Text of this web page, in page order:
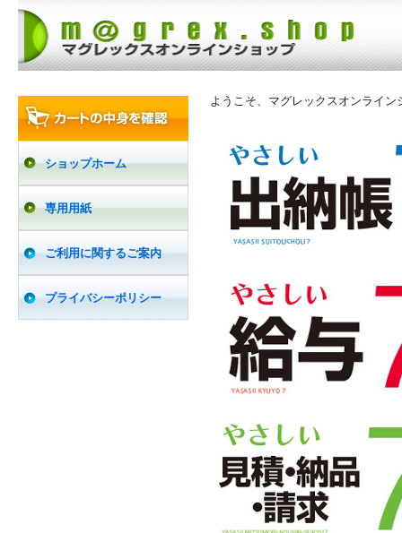
ショップホーム
専用用紙
ご利用に関するご案内
プライバシーポリシー
ようこそ、マグレックスオンライン